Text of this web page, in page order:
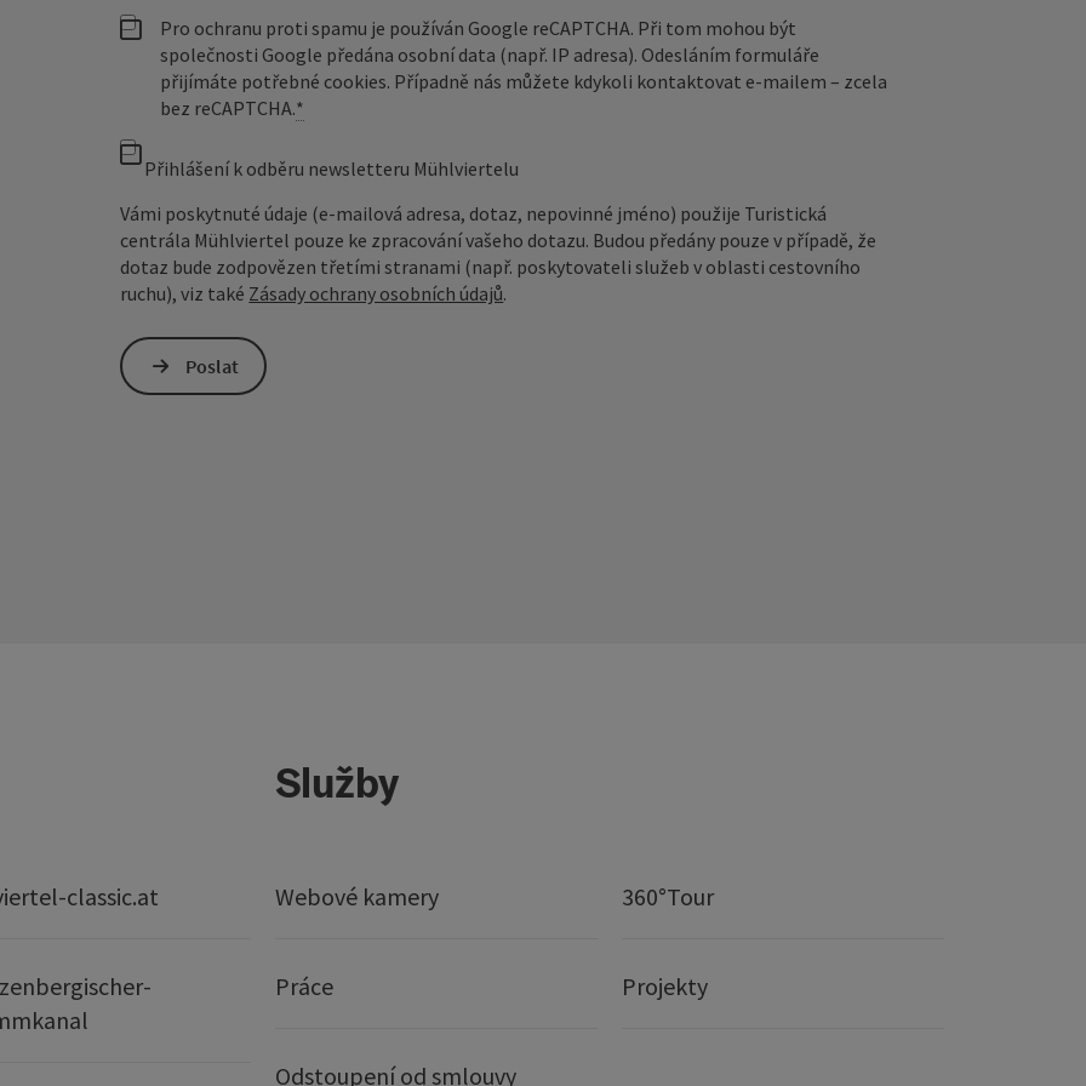
Pro ochranu proti spamu je používán Google reCAPTCHA. Při tom mohou být
společnosti Google předána osobní data (např. IP adresa). Odesláním formuláře
přijímáte potřebné cookies. Případně nás můžete kdykoli kontaktovat e‑mailem – zcela
bez reCAPTCHA.*
Přihlášení k odběru newsletteru Mühlviertelu
Vámi poskytnuté údaje (e-mailová adresa, dotaz, nepovinné jméno) použije Turistická
centrála Mühlviertel pouze ke zpracování vašeho dotazu. Budou předány pouze v případě, že
dotaz bude zodpovězen třetími stranami (např. poskytovateli služeb v oblasti cestovního
ruchu), viz také Zásady ochrany osobních údajů.
Poslat
classic.at
Služby
Webové kamery 360°Tour
Práce Projekty
Odstoupení od smlouvy